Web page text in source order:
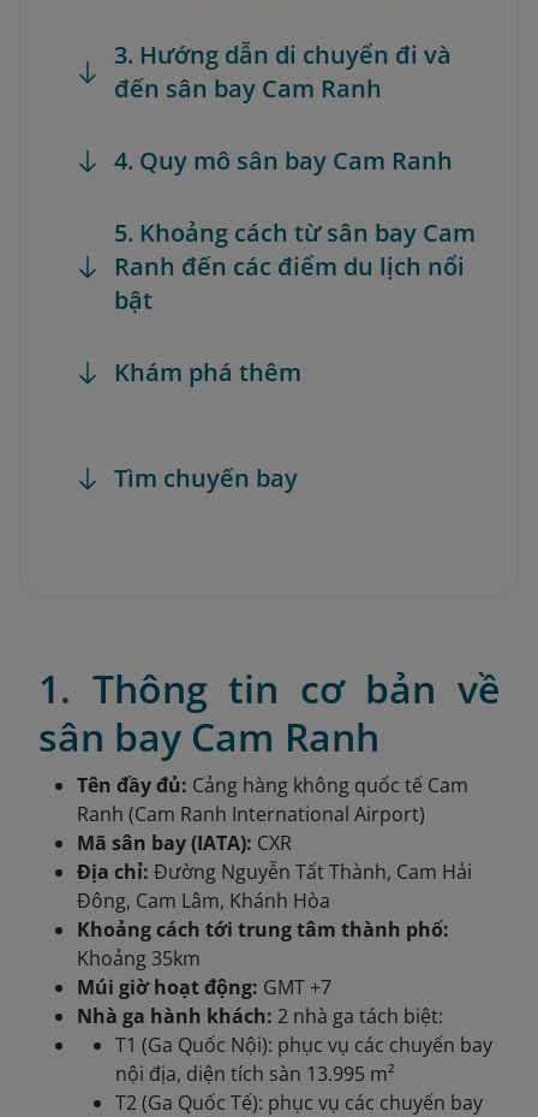
3. Hướng dẫn di chuyển đi và
đến sân bay Cam Ranh
4. Quy mô sân bay Cam Ranh
5. Khoảng cách từ sân bay Cam
Ranh đến các điểm du lịch nổi
bật
Khám phá thêm
Tìm chuyến bay
1. Thông tin cơ bản về
sân bay Cam Ranh
Tên đầy đủ: Cảng hàng không quốc tế Cam
Ranh (Cam Ranh International Airport)
Mã sân bay (IATA): CXR
Địa chỉ: Đường Nguyễn Tất Thành, Cam Hải
Đông, Cam Lâm, Khánh Hòa
Khoảng cách tới trung tâm thành phố:
Khoảng 35km
Múi giờ hoạt động: GMT +7
Nhà ga hành khách: 2 nhà ga tách biệt:
T1 (Ga Quốc Nội): phục vụ các chuyến bay
nội địa, diện tích sàn 13.995 m²
T2 (Ga Quốc Tế): phục vụ các chuyến bay